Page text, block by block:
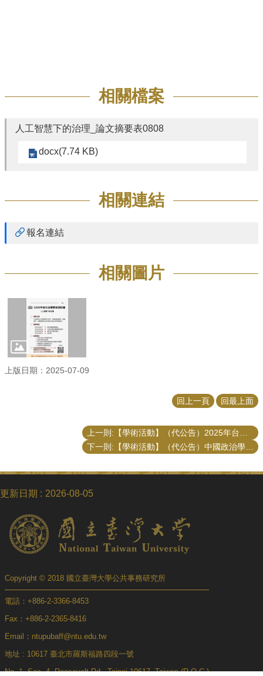
相關檔案
人工智慧下的治理_論文摘要表0808
docx(7.74 KB)
相關連結
報名連結
相關圖片
上版日期：2025-07-09
回上一頁 回最上面
上一則:【學術活動】（代公告）2025年台灣政治學會年會暨國際學術研討會徵稿
下一則:【學術活動】（代公告）中國政治學會2025年會暨國際學術研討會 徵稿將於6/30截止！
更新日期 2026-08-05
Copyright © 2018 國立臺灣大學公共事務研究所
電話：+886-2-3366-8453
Fax：+886-2-2365-8416
Email：ntupubaff@ntu.edu.tw
地址 : 10617 臺北市羅斯福路四段一號
No. 1, Sec. 4, Roosevelt Rd., Taipei 10617, Taiwan (R.O.C.)